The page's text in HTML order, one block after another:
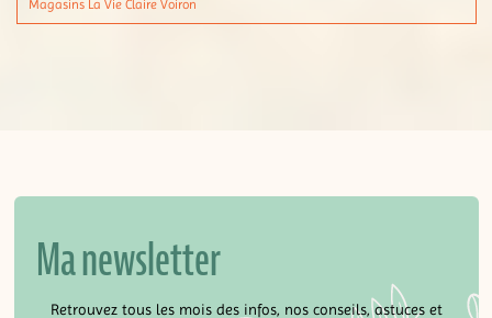
Magasins La Vie Claire Voiron
Ma newsletter
Retrouvez tous les mois des infos, nos conseils, astuces et